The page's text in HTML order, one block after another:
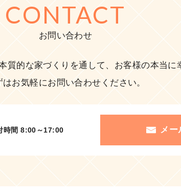
CONTACT
お問い合わせ
的な家づくりを通して、お客様の本当に
はお気軽にお問い合わせください。
時間 8:00～17:00 メー